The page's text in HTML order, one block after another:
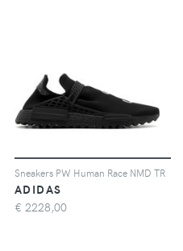
Sneakers PW Human Race NMD TR
ADIDAS
€ 2228,00